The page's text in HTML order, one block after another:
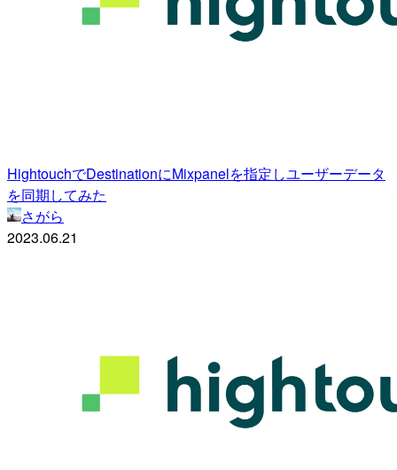
HightouchでDestinationにMixpanelを指定しユーザーデータ
を同期してみた
さがら
2023.06.21